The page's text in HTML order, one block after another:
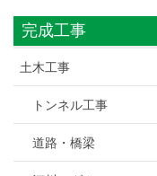
完成工事
土木工事
トンネル工事
道路・橋梁